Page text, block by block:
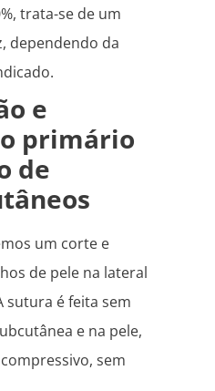
trata-se de um
dependendo da
e
primário
de
um corte e
de pele na lateral
sutura é feita sem
e na pele,
sem